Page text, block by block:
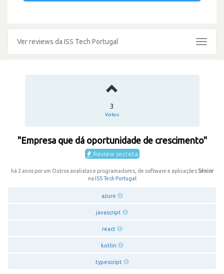
Ver reviews da ISS Tech Portugal
Toggle
3
Votos
"Empresa que dá oportunidade de crescimento"
Review secreta
há 2 anos por um Outros analistas e programadores, de software e aplicações Sénior
na ISS Tech Portugal
azure
javascript
react
kotlin
typescript